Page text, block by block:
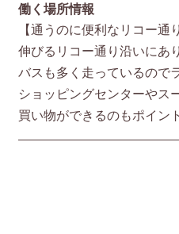
働く場所情報
【通うのに便利なリコー通
伸びるリコー通り沿いにあ
バスも多く走っているので
ショッピングセンターやス
買い物ができるのもポイン